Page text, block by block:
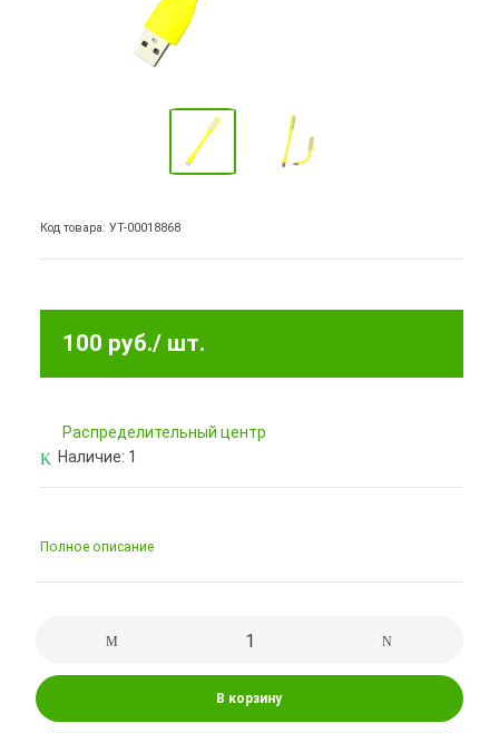
Код товара: УТ-00018868
100 руб./ шт.
Pаспределительный центр
Наличие: 1
Полное описание
В корзину